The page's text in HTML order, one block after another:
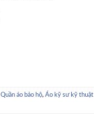
Quần áo bảo hộ, Áo kỹ sư kỹ thuật